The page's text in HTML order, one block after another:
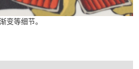
变等细节。